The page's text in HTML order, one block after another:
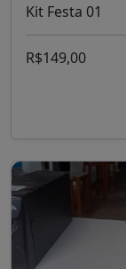
Kit Festa 01
R$149,00